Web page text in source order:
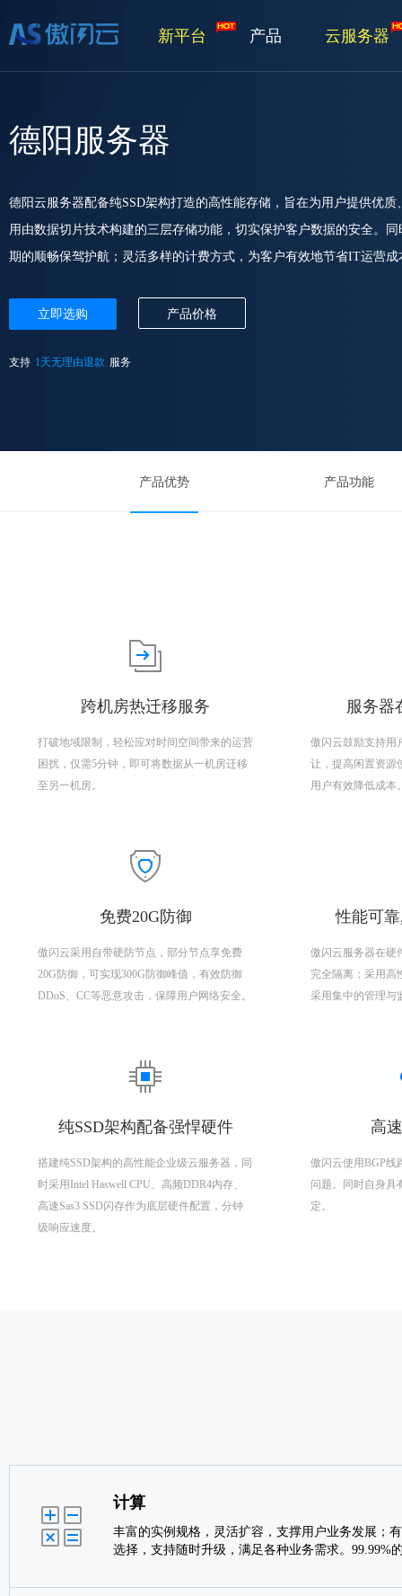
新平台 产品 云服务器
德阳服务器
德阳云服务器配备纯SSD架构打造的高性能存储，旨在为用户提供优
用由数据切片技术构建的三层存储功能，切实保护客户数据的安全。
期的顺畅保驾护航；灵活多样的计费方式，为客户有效地节省IT运营
立即选购 产品价格
支持 1天无理由退款 服务
产品优势 产品功能
跨机房热迁移服务
打破地域限制，轻松应对时间空间带来的运营
困扰，仅需5分钟，即可将数据从一机房迁移
至另一机房。
服务器
傲闪云鼓励支持用
让，提高闲置资源
用户有效降低成本
免费20G防御
傲闪云采用自带硬防节点，部分节点享免费
20G防御，可实现300G防御峰值，有效防御
DDoS、CC等恶意攻击，保障用户网络安全。
性能可
傲闪云服务器在硬
完全隔离；采用高
采用集中的管理与
纯SSD架构配备强悍硬件
搭建纯SSD架构的高性能企业级云服务器，同
时采用Intel Haswell CPU、高频DDR4内存、
高速Sas3 SSD闪存作为底层硬件配置，分钟
级响应速度。
高
傲闪云使用BGP线
问题。同时自身具
定。
计算
丰富的实例规格，灵活扩容，支撑用户业务发展；
选择，支持随时升级，满足各种业务需求。99.99%